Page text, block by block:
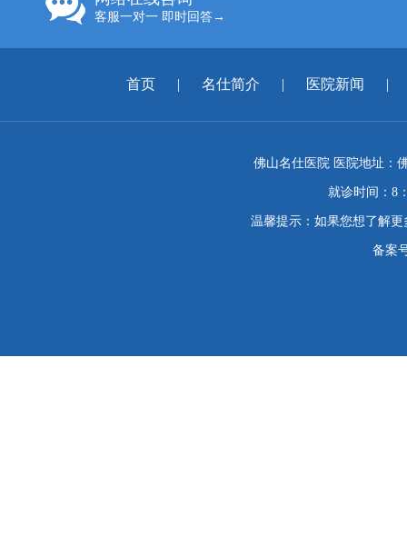
客服一对一 即时回答→
首页 | 名仕简介 | 医院新闻 |
佛山名仕医院 医院地址：
就诊时间：8
温馨提示：如果您想了解
备案